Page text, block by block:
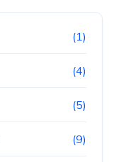
(1)
(4)
(5)
(9)